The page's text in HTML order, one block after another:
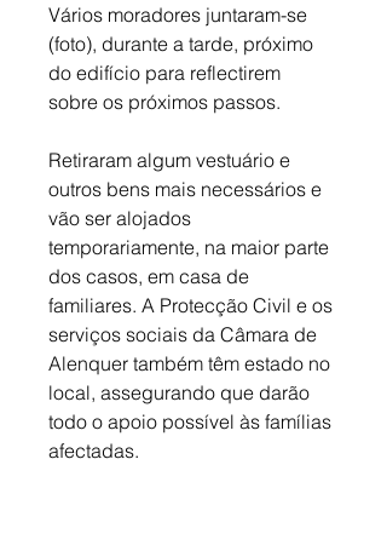
Vários moradores juntaram-se
(foto), durante a tarde, próximo
do edifício para reflectirem
sobre os próximos passos.
Retiraram algum vestuário e
outros bens mais necessários e
vão ser alojados
temporariamente, na maior parte
dos casos, em casa de
familiares. A Protecção Civil e os
serviços sociais da Câmara de
Alenquer também têm estado no
local, assegurando que darão
todo o apoio possível às famílias
afectadas.